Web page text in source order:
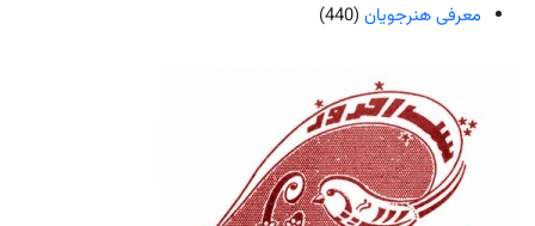
معرفی هنرجویان(440)